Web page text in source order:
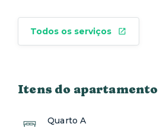
Todos os serviços
Itens do apartamento
Quarto A